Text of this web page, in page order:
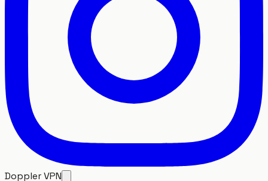
Doppler VPN